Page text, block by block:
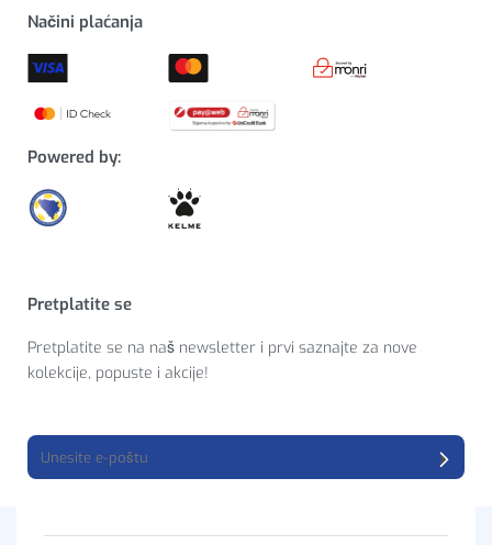
Načini plaćanja
Powered by:
Pretplatite se
Pretplatite se na naš newsletter i prvi saznajte za nove
kolekcije, popuste i akcije!